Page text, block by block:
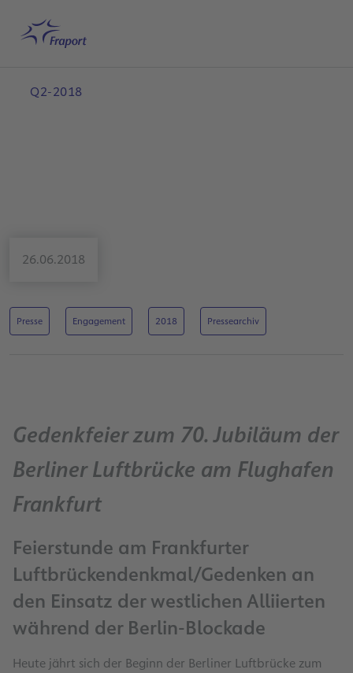
Startseite
Q2-2018
26.06.2018
Presse Engagement 2018 Pressearchiv
Gedenkfeier zum 70. Jubiläum der
Berliner Luftbrücke am Flughafen
Frankfurt
Feierstunde am Frankfurter
Luftbrückendenkmal/Gedenken an
den Einsatz der westlichen Alliierten
während der Berlin-Blockade
Heute jährt sich der Beginn der Berliner Luftbrücke zum